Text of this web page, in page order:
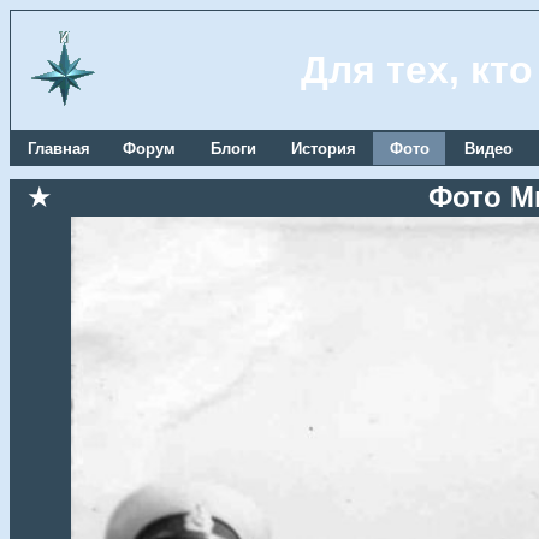
Для тех,
Главная Форум Блоги История Фото Видео
★ Фото